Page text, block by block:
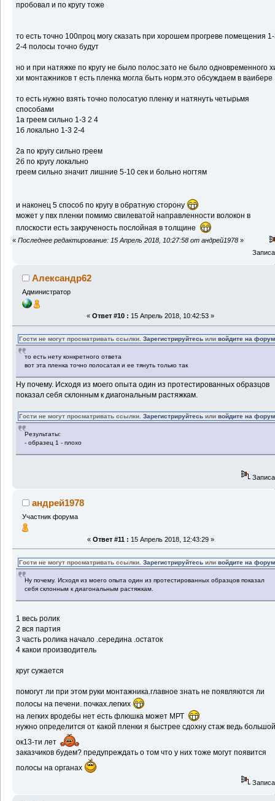
пробовал и по кругу тоже
то есть точно 100проц могу сказать при хорошем прогреве помещения
2-4 полосы точно будут
но и при натяжке по кругу не было полос.зато не было одновременного
хи монтажников т есть пленка могла быть норм.это обсуждаем в ваибере
то есть нужно взять точно полосатую пленку и натянуть четырьмя
способами
1а греем сильно 1-3 2 4
1б локально 1-3 2-4
2а по кругу сильно греем
2б по кругу локально
греем сильно значит лишние 5-10 сек и больно ногтям
и наконец 5 способ по кругу в обратную сторону
может у пвх пленки помимо свилеватой направленности волокон в
плоскости есть закрученость послойная в толщине
« Последнее редактирование: 15 Апрель 2018, 10:27:58 от андрей1978 »
Александр62
Администратор
« Ответ #10 : 15 Апрель 2018, 10:42:53 »
Гости не могут просматривать ссылки.Зарегистрируйтесь иливойдите на форум
то есть нету конкретного ответа
вот эта пленка точно полосатая и ее тянуть только так
Ну почему. Исходя из моего опыта один из протестированных образцов
показал себя склонным к диагональным растяжкам.
Гости не могут просматривать ссылки.Зарегистрируйтесь иливойдите на форум
Результаты:
- образец 1 - плохо
андрей1978
Участник форума
« Ответ #11 : 15 Апрель 2018, 12:43:29 »
Гости не могут просматривать ссылки.Зарегистрируйтесь иливойдите на форум
Ну почему. Исходя из моего опыта один из протестированных образцов показал
себя склонным к диагональным растяжкам.
1 весь ролик
2 вся партия
3 часть ролика начало .середина .остаток
4 какои производитель
круг сужается
помогут ли при этом руки монтажника.главное знать не появляются ли
полосы на печени. почках.легких
на легких вродебы нет есть флюшка может МРТ
нужно определится от какой пленки я быстрее сдохну стаж ведь
ок13-ти лет
заказчиков будем? предупреждать о том что у них тоже могут появится
полосы на органах